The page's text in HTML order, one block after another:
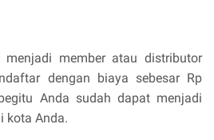
member atau distributor
dengan biaya sebesar Rp
Anda sudah dapat menjadi
kota Anda.